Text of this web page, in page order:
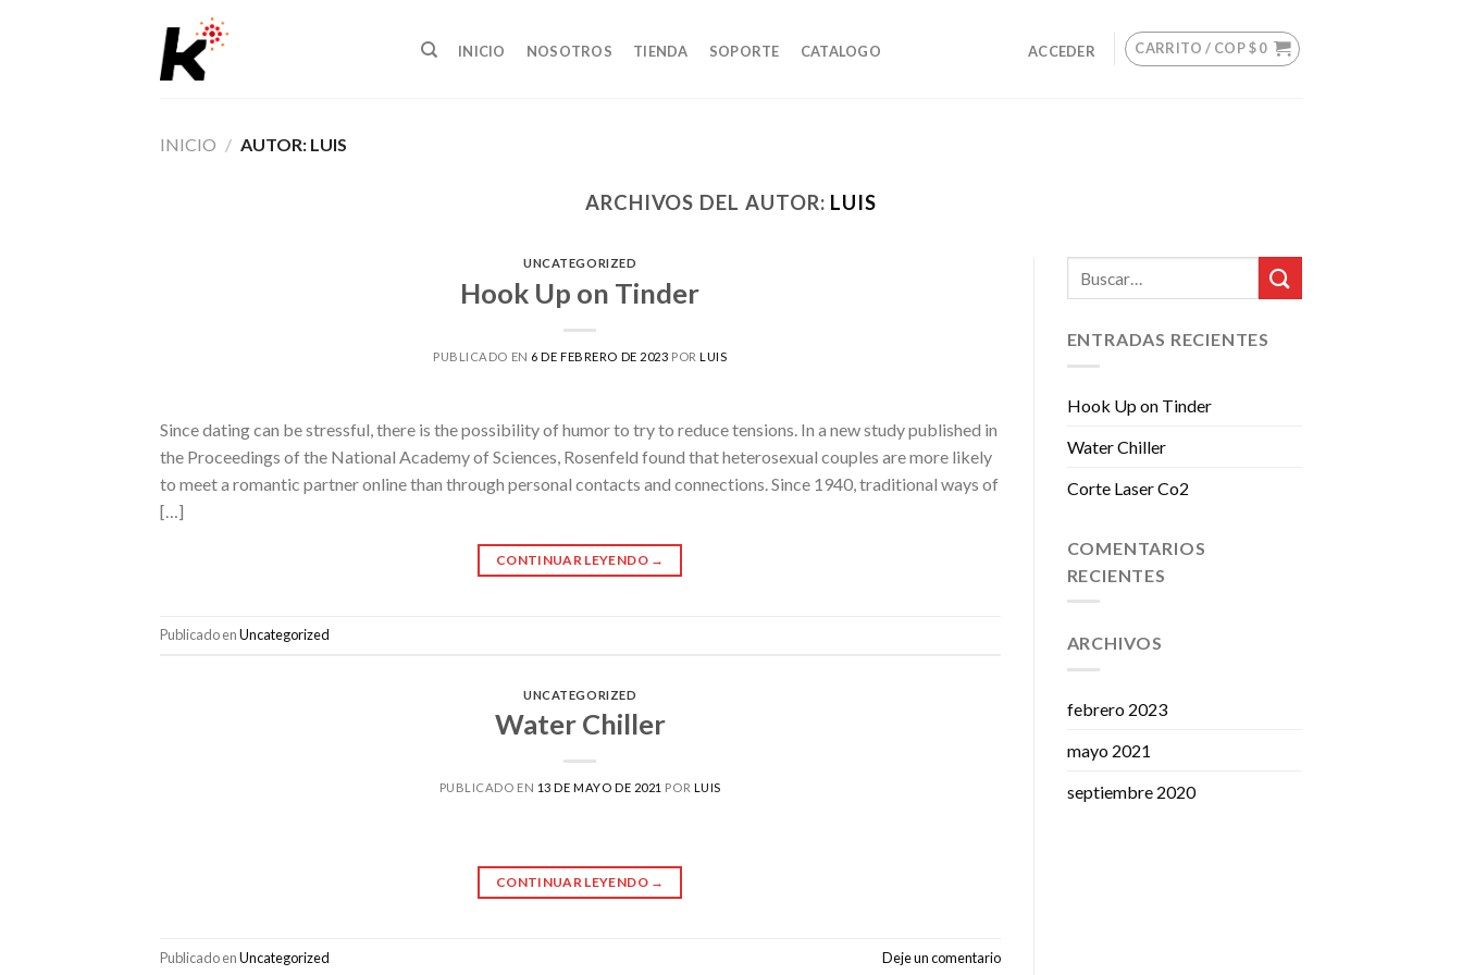
INICIO NOSOTROS TIENDA SOPORTE CATALOGO ACCEDER CARRITO / COP $0
INICIO / AUTOR: LUIS
ARCHIVOS DEL AUTOR: LUIS
UNCATEGORIZED
Hook Up on Tinder
PUBLICADO EN 6 DE FEBRERO DE 2023 PORLUIS
Since dating can be stressful, there is the possibility of humor to try to reduce tensions. In a new study published in
the Proceedings of the National Academy of Sciences, Rosenfeld found that heterosexual couples are more likely
to meet a romantic partner online than through personal contacts and connections. Since 1940, traditional ways of
[…]
CONTINUAR LEYENDO →
Publicado enUncategorized
UNCATEGORIZED
Water Chiller
PUBLICADO EN 13 DE MAYO DE 2021 POR LUIS
CONTINUAR LEYENDO →
Publicado enUncategorized Deje un comentario
ENTRADAS RECIENTES
Hook Up on Tinder
Water Chiller
Corte Laser Co2
COMENTARIOS
RECIENTES
ARCHIVOS
febrero 2023
mayo 2021
septiembre 2020